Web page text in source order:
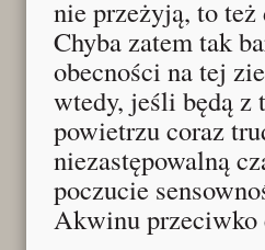
nie przeżyją, to
Chyba zatem tak
obecności na tej
wtedy, jeśli będą
powietrzu coraz
niezastępowalną
poczucie
Akwinu przeciwko